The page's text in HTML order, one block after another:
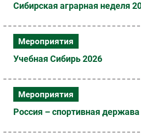
Безопасность
Инновации
CIO/Управление ИТ
Гаджеты
РАЗДЕЛЫ
Новости
Аналитика
Сибирская аграрная неделя
Мероприятия
Учебная Сибирь 2026
Мероприятия
Россия – спортивная